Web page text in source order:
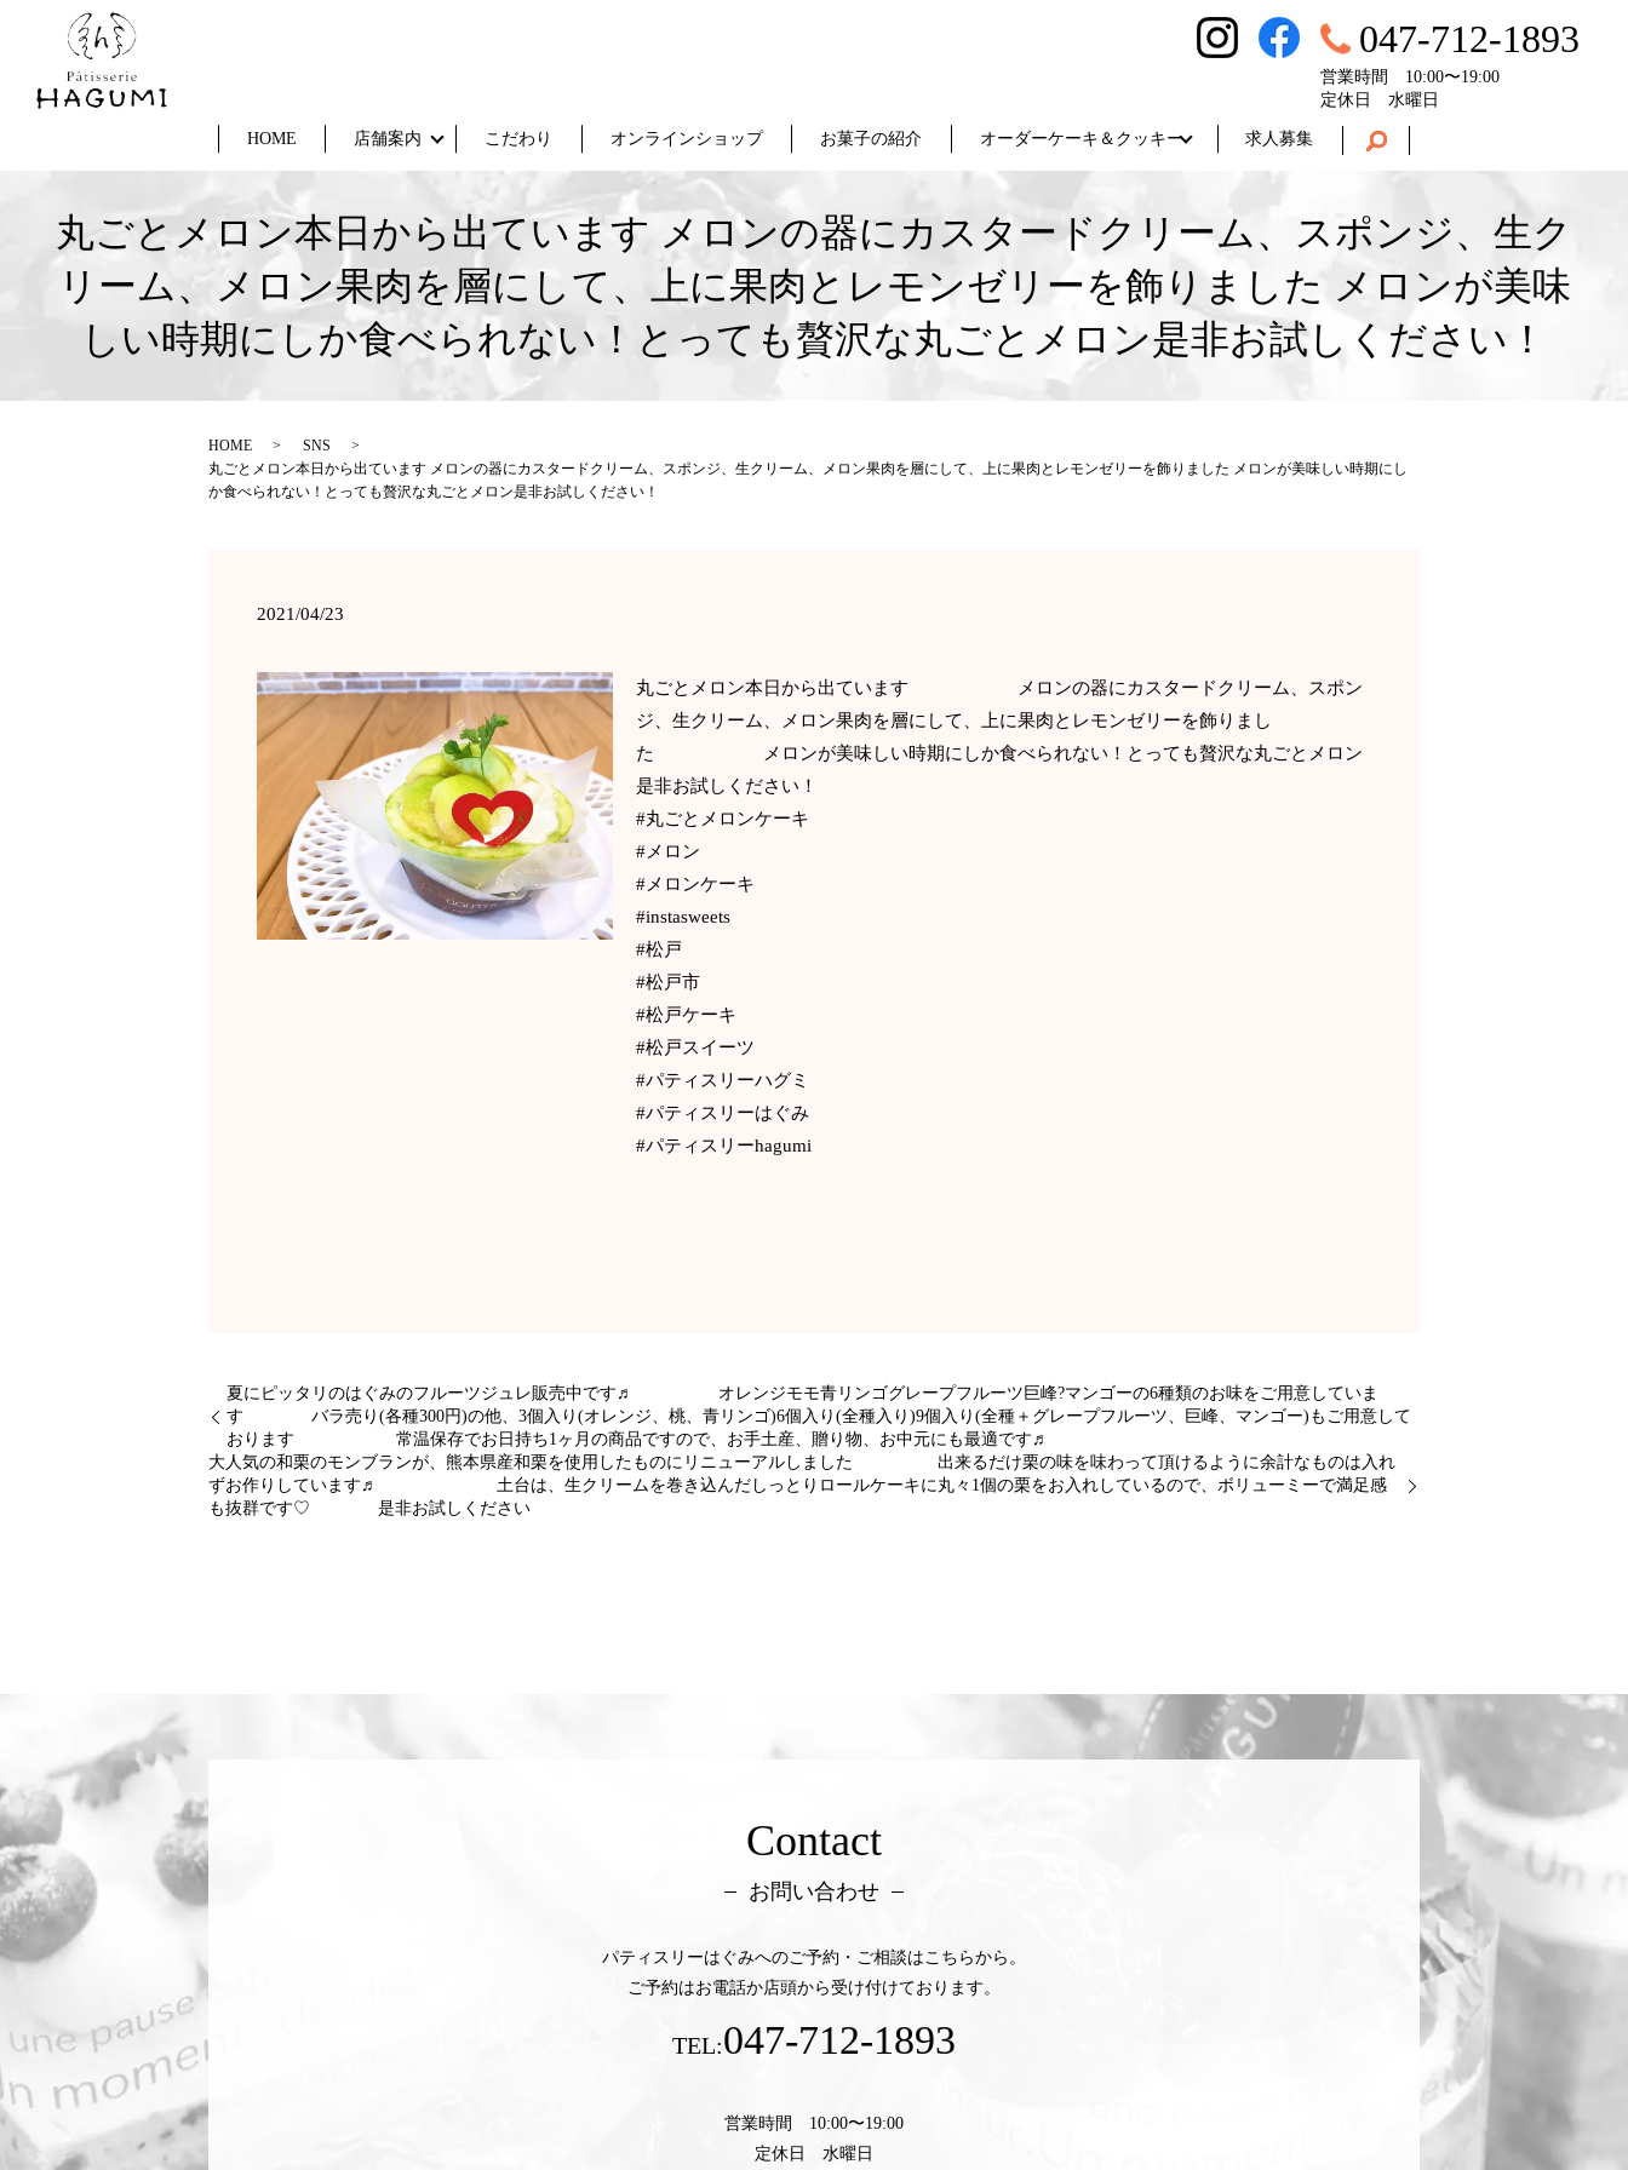
HOME 店舗案内 こだわり オンラインショップ お菓子の紹介 オーダーケーキ＆クッキー 求人募集
047-712-1893
営業時間 10:00〜19:00
定休日 水曜日
丸ごとメロン本日から出ています メロンの器にカスタードクリーム、スポンジ、生ク
リーム、メロン果肉を層にして、上に果肉とレモンゼリーを飾りました メロンが美味
しい時期にしか食べられない！とっても贅沢な丸ごとメロン是非お試しください！
HOME
SNS
丸ごとメロン本日から出ています メロンの器にカスタードクリーム、スポンジ、生クリーム、メロン果肉を層にして、上に果肉とレモンゼリーを飾りました メロンが美味しい時期にし
か食べられない！とっても贅沢な丸ごとメロン是非お試しください！
2021/04/23
丸ごとメロン本日から出ています メロンの器にカスタードクリーム、スポン
ジ、生クリーム、メロン果肉を層にして、上に果肉とレモンゼリーを飾りまし
た メロンが美味しい時期にしか食べられない！とっても贅沢な丸ごとメロン
是非お試しください！
#丸ごとメロンケーキ
#メロン
#メロンケーキ
#instasweets
#松戸
#松戸市
#松戸ケーキ
#松戸スイーツ
#パティスリーハグミ
#パティスリーはぐみ
#パティスリーhagumi
夏にピッタリのはぐみのフルーツジュレ販売中です♬ オレンジモモ青リンゴグレープフルーツ巨峰?マンゴーの6種類のお味をご用意していま
す バラ売り(各種300円)の他、3個入り(オレンジ、桃、青リンゴ)6個入り(全種入り)9個入り(全種＋グレープフルーツ、巨峰、マンゴー)もご用意して
おります 常温保存でお日持ち1ヶ月の商品ですので、お手土産、贈り物、お中元にも最適です♬
大人気の和栗のモンブランが、熊本県産和栗を使用したものにリニューアルしました 出来るだけ栗の味を味わって頂けるように余計なものは入れ
ずお作りしています♬ 土台は、生クリームを巻き込んだしっとりロールケーキに丸々1個の栗をお入れしているので、ボリューミーで満足感
も抜群です♡ 是非お試しください
Contact
お問い合わせ
パティスリーはぐみへのご予約・ご相談はこちらから。
ご予約はお電話か店頭から受け付けております。
TEL:047-712-1893
営業時間 10:00〜19:00
定休日 水曜日